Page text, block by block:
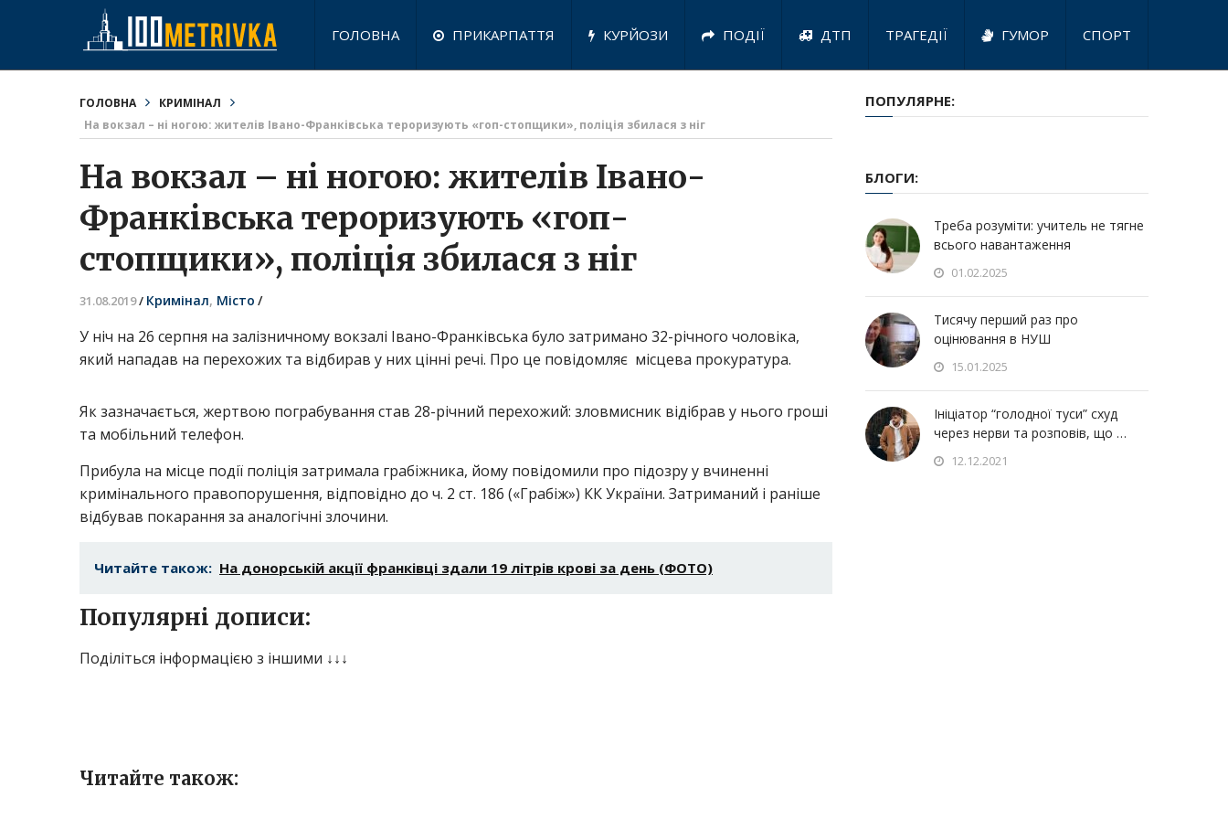
ГОЛОВНА ПРИКАРПАТТЯ КУРЙОЗИ ПОДІЇ ДТП ТРАГЕДІЇ ГУМОР СПОРТ
ГОЛОВНА
КРИМІНАЛ
На вокзал – ні ногою: жителів Івано-Франківська тероризують «гоп-стопщики», поліція збилася з ніг
На вокзал – ні ногою: жителів Івано-
Франківська тероризують «гоп-
стопщики», поліція збилася з ніг
31.08.2019/ Кримінал, Місто /
У ніч на 26 серпня на залізничному вокзалі Івано-Франківська було затримано 32-річного чоловіка,
який нападав на перехожих та відбирав у них цінні речі. Про це повідомляє місцева прокуратура.
Як зазначається, жертвою пограбування став 28-річний перехожий: зловмисник відібрав у нього гроші
та мобільний телефон.
Прибула на місце події поліція затримала грабіжника, йому повідомили про підозру у вчиненні
кримінального правопорушення, відповідно до ч. 2 ст. 186 («Грабіж») КК України. Затриманий і раніше
відбував покарання за аналогічні злочини.
Читайте також: На донорській акції франківці здали 19 літрів крові за день (ФОТО)
Популярні дописи:
Поділіться інформацією з іншими ↓↓↓
Читайте також:
ПОПУЛЯРНЕ:
БЛОГИ:
Треба розуміти: учитель не тягне
всього навантаження
01.02.2025
Тисячу перший раз про
оцінювання в НУШ
15.01.2025
Ініціатор “голодної туси” схуд
через нерви та розповів, що …
12.12.2021